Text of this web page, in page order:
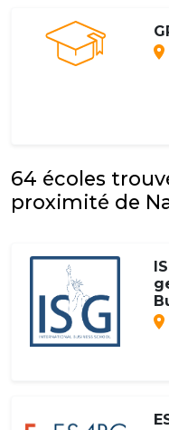
64 écoles
proximité de